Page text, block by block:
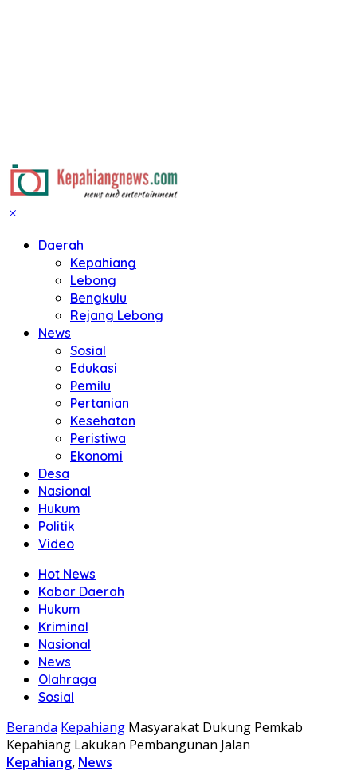
Daerah
Kepahiang
Lebong
Bengkulu
Rejang Lebong
News
Sosial
Edukasi
Pemilu
Pertanian
Kesehatan
Peristiwa
Ekonomi
Desa
Nasional
Hukum
Politik
Video
Hot News
Kabar Daerah
Hukum
Kriminal
Nasional
News
Olahraga
Sosial
Beranda Kepahiang Masyarakat Dukung Pemkab
Kepahiang Lakukan Pembangunan Jalan
Kepahiang, News